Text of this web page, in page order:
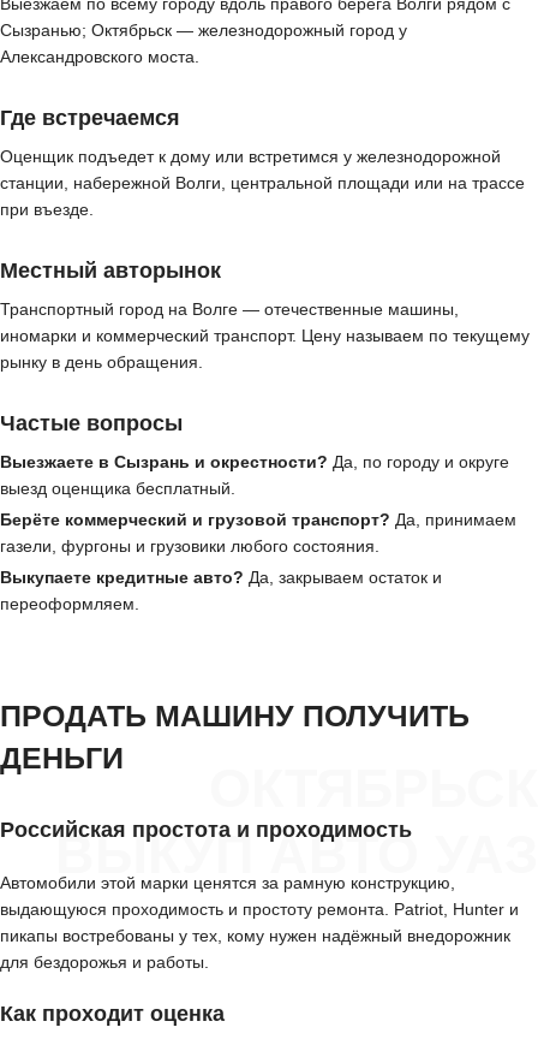
Сызранью; Октябрьск — железнодорожный город у
Александровского моста.
Где встречаемся
Оценщик подъедет к дому или встретимся у железнодорожной
станции, набережной Волги, центральной площади или на трассе
при въезде.
Местный авторынок
Транспортный город на Волге — отечественные машины,
иномарки и коммерческий транспорт. Цену называем по текущему
рынку в день обращения.
Частые вопросы
Выезжаете в Сызрань и окрестности? Да, по городу и округе
выезд оценщика бесплатный.
Берёте коммерческий и грузовой транспорт? Да, принимаем
газели, фургоны и грузовики любого состояния.
Выкупаете кредитные авто? Да, закрываем остаток и
переоформляем.
ВЫКУП АВТО УАЗ
ПРОДАТЬ МАШИНУ ПОЛУЧИТЬ
ДЕНЬГИ
Российская простота и проходимость
Автомобили этой марки ценятся за рамную конструкцию,
выдающуюся проходимость и простоту ремонта. Patriot, Hunter и
пикапы востребованы у тех, кому нужен надёжный внедорожник
для бездорожья и работы.
Как проходит оценка